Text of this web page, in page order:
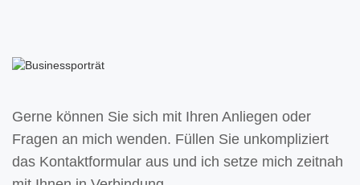
Gerne können Sie sich mit Ihren Anliegen oder
Fragen an mich wenden. Füllen Sie unkompliziert
das Kontaktformular aus und ich setze mich zeitnah